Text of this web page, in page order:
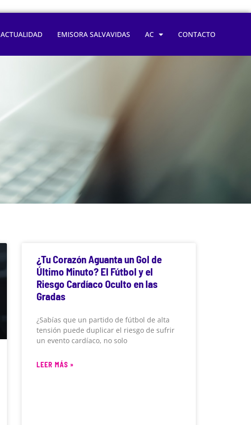
ACTUALIDAD EMISORA SALVAVIDAS AC CONTACTO
¿Tu Corazón Aguanta un Gol de
Último Minuto? El Fútbol y el
Riesgo Cardíaco Oculto en las
Gradas
¿Sabías que un partido de fútbol de alta
tensión puede duplicar el riesgo de sufrir
un evento cardíaco, no solo
LEER MÁS »